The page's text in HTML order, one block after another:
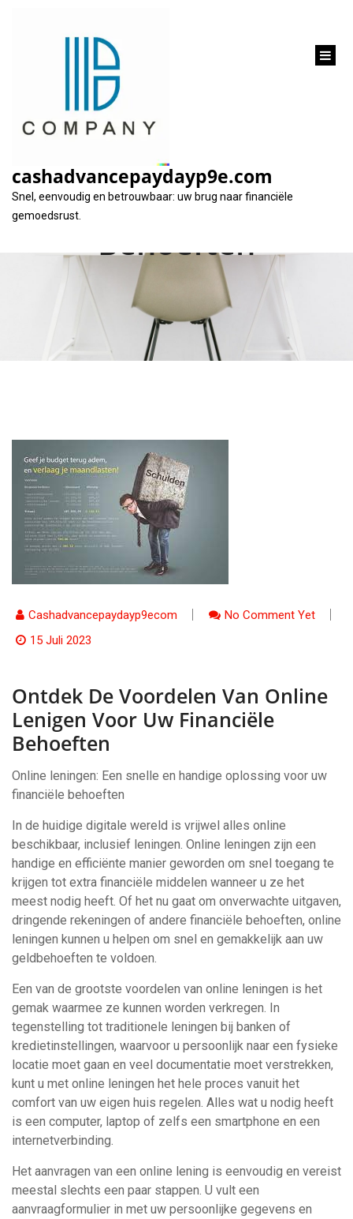
cashadvancepaydayp9e.com
Snel, eenvoudig en betrouwbaar: uw brug naar financiële
gemoedsrust.
Ontdek de Voordelen
van Online Lenigen
voor uw Financiële
Behoeften
Cashadvancepaydayp9ecom
No Comment Yet
15 Juli 2023
Ontdek De Voordelen Van Online
Lenigen Voor Uw Financiële
Behoeften
Online leningen: Een snelle en handige oplossing voor uw
financiële behoeften
In de huidige digitale wereld is vrijwel alles online
beschikbaar, inclusief leningen. Online leningen zijn een
handige en efficiënte manier geworden om snel toegang te
krijgen tot extra financiële middelen wanneer u ze het
meest nodig heeft. Of het nu gaat om onverwachte uitgaven,
dringende rekeningen of andere financiële behoeften, online
leningen kunnen u helpen om snel en gemakkelijk aan uw
geldbehoeften te voldoen.
Een van de grootste voordelen van online leningen is het
gemak waarmee ze kunnen worden verkregen. In
tegenstelling tot traditionele leningen bij banken of
kredietinstellingen, waarvoor u persoonlijk naar een fysieke
locatie moet gaan en veel documentatie moet verstrekken,
kunt u met online leningen het hele proces vanuit het
comfort van uw eigen huis regelen. Alles wat u nodig heeft
is een computer, laptop of zelfs een smartphone en een
internetverbinding.
Het aanvragen van een online lening is eenvoudig en vereist
meestal slechts een paar stappen. U vult een
aanvraagformulier in met uw persoonlijke gegevens en